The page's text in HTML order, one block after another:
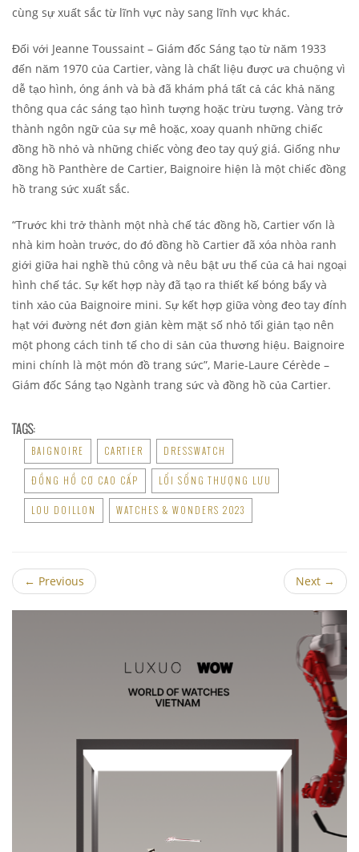
cùng sự xuất sắc từ lĩnh vực này sang lĩnh vực khác.
Đối với Jeanne Toussaint – Giám đốc Sáng tạo từ năm 1933
đến năm 1970 của Cartier, vàng là chất liệu được ưa chuộng vì
dễ tạo hình, óng ánh và bà đã khám phá tất cả các khả năng
thông qua các sáng tạo hình tượng hoặc trừu tượng. Vàng trở
thành ngôn ngữ của sự mê hoặc, xoay quanh những chiếc
đồng hồ nhỏ và những chiếc vòng đeo tay quý giá. Giống như
đồng hồ Panthère de Cartier, Baignoire hiện là một chiếc đồng
hồ trang sức xuất sắc.
“Trước khi trở thành một nhà chế tác đồng hồ, Cartier vốn là
nhà kim hoàn trước, do đó đồng hồ Cartier đã xóa nhòa ranh
giới giữa hai nghề thủ công và nêu bật ưu thế của cả hai ngoại
hình chế tác. Sự kết hợp này đã tạo ra thiết kế bóng bẩy và
tinh xảo của Baignoire mini. Sự kết hợp giữa vòng đeo tay đính
hạt với đường nét đơn giản kèm mặt số nhỏ tối giản tạo nên
một phong cách tinh tế cho di sản của thương hiệu. Baignoire
mini chính là một món đồ trang sức”, Marie-Laure Cérède –
Giám đốc Sáng tạo Ngành trang sức và đồng hồ của Cartier.
TAGS:
BAIGNOIRE CARTIER DRESSWATCH
ĐỒNG HỒ CƠ CAO CẤP LỐI SỐNG THƯỢNG LƯU
LOU DOILLON WATCHES & WONDERS 2023
← Previous Next →